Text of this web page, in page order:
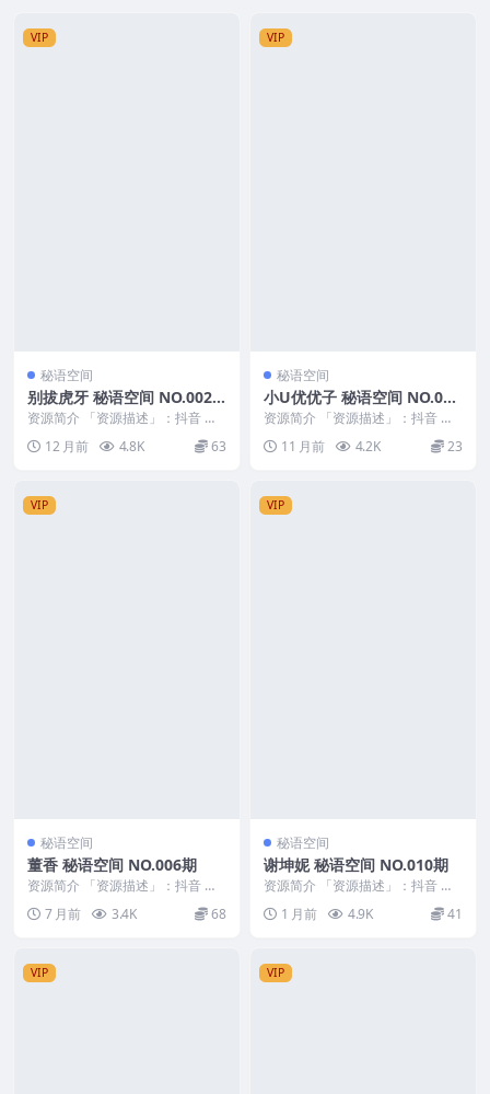
VIP
秘语空间
别拔虎牙 秘语空间 NO.002
期 最新至：2025.8.18
资源简介 「资源描述」：抖音 别
拔虎牙 秘语空间 NO.002期 【12
P】最新...
12 月前 4.8K 63
VIP
秘语空间
小U优优子 秘语空间 NO.022
期 最新至：2025.8.21
资源简介 「资源描述」：抖音 小u
优优子 秘语空间 NO.022期 【14P
3V...11 月前 4.2K 23
VIP
秘语空间
董香 秘语空间 NO.006期
资源简介 「资源描述」：抖音 董
香 秘语空间 NO.006期 【13P6V】
「...7 月前 3.4K 68
VIP
秘语空间
谢坤妮 秘语空间 NO.010期
资源简介 「资源描述」：抖音 谢
坤妮 秘语空间 NO.010期 【9P25
V】 ...1 月前 4.9K 41
VIP VIP